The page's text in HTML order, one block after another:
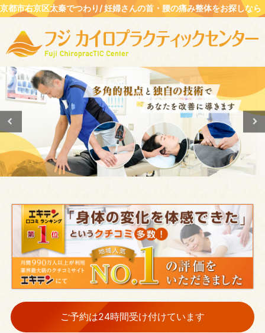
京都市右京区太秦でつわり/ 妊婦さんの首・腰の痛み整体をお探しなら
ご予約は24時間受け付けています